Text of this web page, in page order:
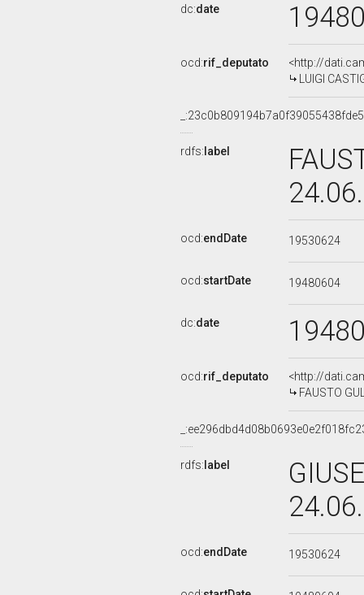
dc:date
ocd:rif_deputato
<http://
LUIGI
rdfs: label
ocd:endDate 19530624
ocd:startDate 19480604
dc:date
ocd:rif_deputato
<http://
FAUSTO
rdfs: label
ocd:endDate 19530624